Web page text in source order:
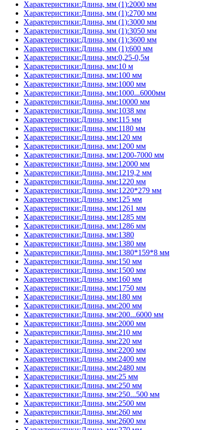
Характеристики:Длина, мм (1):2000 мм
Характеристики:Длина, мм (1):2700 мм
Характеристики:Длина, мм (1):3000 мм
Характеристики:Длина, мм (1):3050 мм
Характеристики:Длина, мм (1):3600 мм
Характеристики:Длина, мм (1):600 мм
Характеристики:Длина, мм:0,25-0,5м
Характеристики:Длина, мм:10 м
Характеристики:Длина, мм:100 мм
Характеристики:Длина, мм:1000 мм
Характеристики:Длина, мм:1000...6000мм
Характеристики:Длина, мм:10000 мм
Характеристики:Длина, мм:1038 мм
Характеристики:Длина, мм:115 мм
Характеристики:Длина, мм:1180 мм
Характеристики:Длина, мм:120 мм
Характеристики:Длина, мм:1200 мм
Характеристики:Длина, мм:1200-7000 мм
Характеристики:Длина, мм:12000 мм
Характеристики:Длина, мм:1219,2 мм
Характеристики:Длина, мм:1220 мм
Характеристики:Длина, мм:1220*279 мм
Характеристики:Длина, мм:125 мм
Характеристики:Длина, мм:1261 мм
Характеристики:Длина, мм:1285 мм
Характеристики:Длина, мм:1286 мм
Характеристики:Длина, мм:1380
Характеристики:Длина, мм:1380 мм
Характеристики:Длина, мм:1380*159*8 мм
Характеристики:Длина, мм:150 мм
Характеристики:Длина, мм:1500 мм
Характеристики:Длина, мм:160 мм
Характеристики:Длина, мм:1750 мм
Характеристики:Длина, мм:180 мм
Характеристики:Длина, мм:200 мм
Характеристики:Длина, мм:200...6000 мм
Характеристики:Длина, мм:2000 мм
Характеристики:Длина, мм:210 мм
Характеристики:Длина, мм:220 мм
Характеристики:Длина, мм:2200 мм
Характеристики:Длина, мм:2400 мм
Характеристики:Длина, мм:2480 мм
Характеристики:Длина, мм:25 мм
Характеристики:Длина, мм:250 мм
Характеристики:Длина, мм:250...500 мм
Характеристики:Длина, мм:2500 мм
Характеристики:Длина, мм:260 мм
Характеристики:Длина, мм:2600 мм